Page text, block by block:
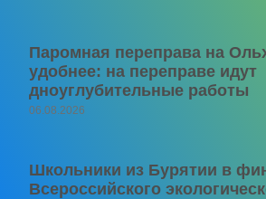
Паромная переправа на
удобнее: на переправе идут
дноуглубительные работы
06.08.2026
Школьники из Бурятии в
Всероссийского